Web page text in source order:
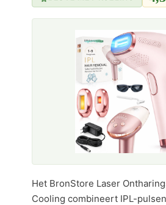
Het BronStore Laser
Cooling combineert IPL-